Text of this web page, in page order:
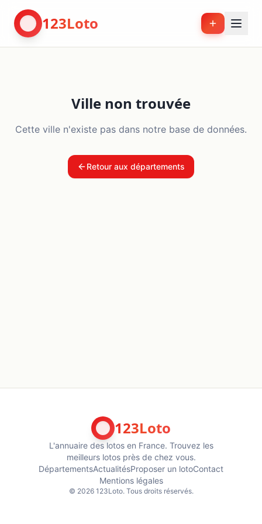
123Loto
Ville non trouvée
Cette ville n'existe pas dans notre base de données.
Retour aux départements
123Loto
L'annuaire des lotos en France. Trouvez les
meilleurs lotos près de chez vous.
DépartementsActualitésProposer un lotoContact
Mentions légales
© 2026123Loto. Tous droits réservés.